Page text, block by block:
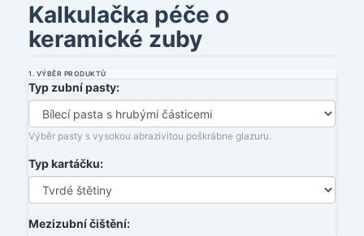
Kalkulačka péče o
keramické zuby
1. VÝBĚR PRODUKTŮ
Typ zubní pasty:
Výběr pasty s vysokou abrazivitou poškrábne glazuru.
Typ kartáčku:
Mezizubní čištění: